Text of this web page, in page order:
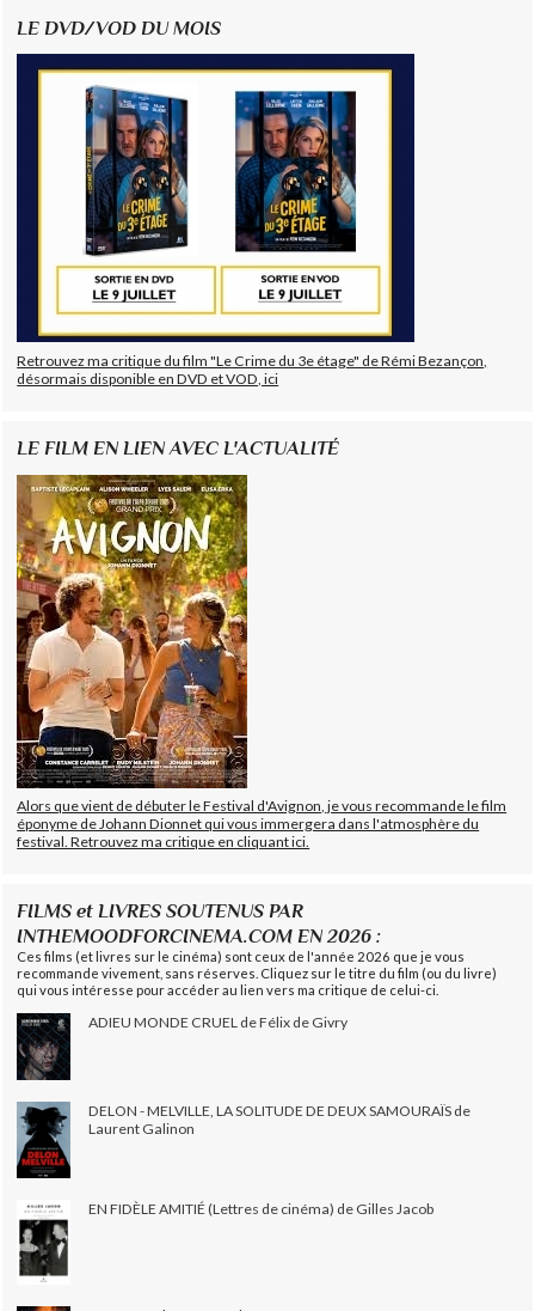
LE DVD/VOD DU MOIS
Retrouvez ma critique du film "Le Crime du 3e étage" de Rémi Bezançon,
désormais disponible en DVD et VOD, ici
LE FILM EN LIEN AVEC L'ACTUALITÉ
Alors que vient de débuter le Festival d'Avignon, je vous recommande le film
éponyme de Johann Dionnet qui vous immergera dans l'atmosphère du
festival. Retrouvez ma critique en cliquant ici.
FILMS et LIVRES SOUTENUS PAR
INTHEMOODFORCINEMA.COM EN 2026 :
Ces films (et livres sur le cinéma) sont ceux de l'année 2026 que je vous
recommande vivement, sans réserves. Cliquez sur le titre du film (ou du livre)
qui vous intéresse pour accéder au lien vers ma critique de celui-ci.
ADIEU MONDE CRUEL de Félix de Givry
DELON - MELVILLE, LA SOLITUDE DE DEUX SAMOURAÏS de
Laurent Galinon
EN FIDÈLE AMITIÉ (Lettres de cinéma) de Gilles Jacob